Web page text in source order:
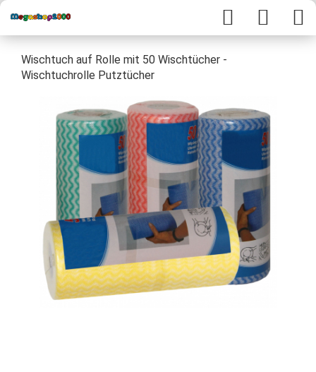
Wischtuch auf Rolle mit 50 Wischtücher -
Wischtuchrolle Putztücher